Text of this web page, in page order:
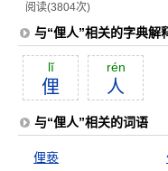
阅读(3804次)
与“俚人”相关的字典解
lĭ
俚
rén
人
与“俚人”相关的词语
俚亵